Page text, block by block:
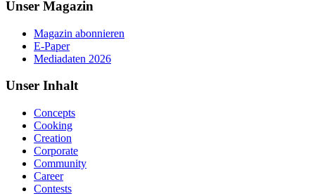
Unser Magazin
Magazin abonnieren
E-Paper
Mediadaten 2026
Unser Inhalt
Concepts
Cooking
Creation
Corporate
Community
Career
Contests